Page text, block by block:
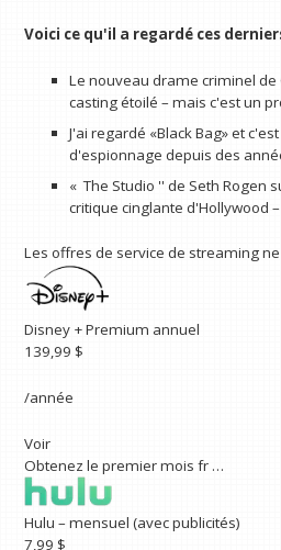
Voici ce qu'il a regardé ces
Le nouveau drame criminel de
casting étoilé – mais c'est un
J'ai regardé «Black Bag» et
d'espionnage depuis des
« The Studio '' de Seth Rogen
critique cinglante d'Hollywood
Les offres de service de streaming
Disney + Premium annuel
139,99 $
/année
Voir
Obtenez le premier mois fr …
Hulu – mensuel (avec publicités)
7,99 $